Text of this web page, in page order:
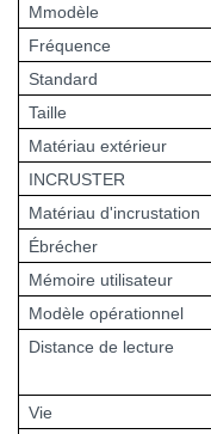
Mmodèle
Fréquence
Standard
Taille
Matériau extérieur
INCRUSTER
Matériau d'incrustation
Ébrécher
Mémoire utilisateur
Modèle opérationnel
Distance de lecture
Vie